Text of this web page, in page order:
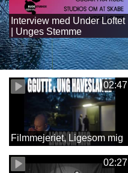
Interview med Under Loftet
| Unges Stemme
02:47
Filmmejeriet, Ligesom mig
02:27